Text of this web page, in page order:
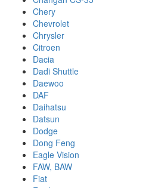
Chery
Chevrolet
Chrysler
Citroen
Dacia
Dadi Shuttle
Daewoo
DAF
Daihatsu
Datsun
Dodge
Dong Feng
Eagle Vision
FAW, BAW
Fiat